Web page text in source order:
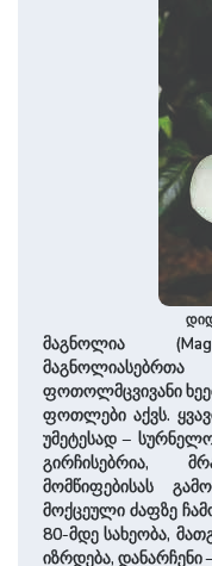
მაგნოლია
ფოთოლმცვივანი
ფოთლები აქვს.
უმეტესად –
გირჩისებრია,
მომწიფებისას
მოქცეული ძაფზე
80-მდე სახეობა,
იზრდება, დანარჩენი